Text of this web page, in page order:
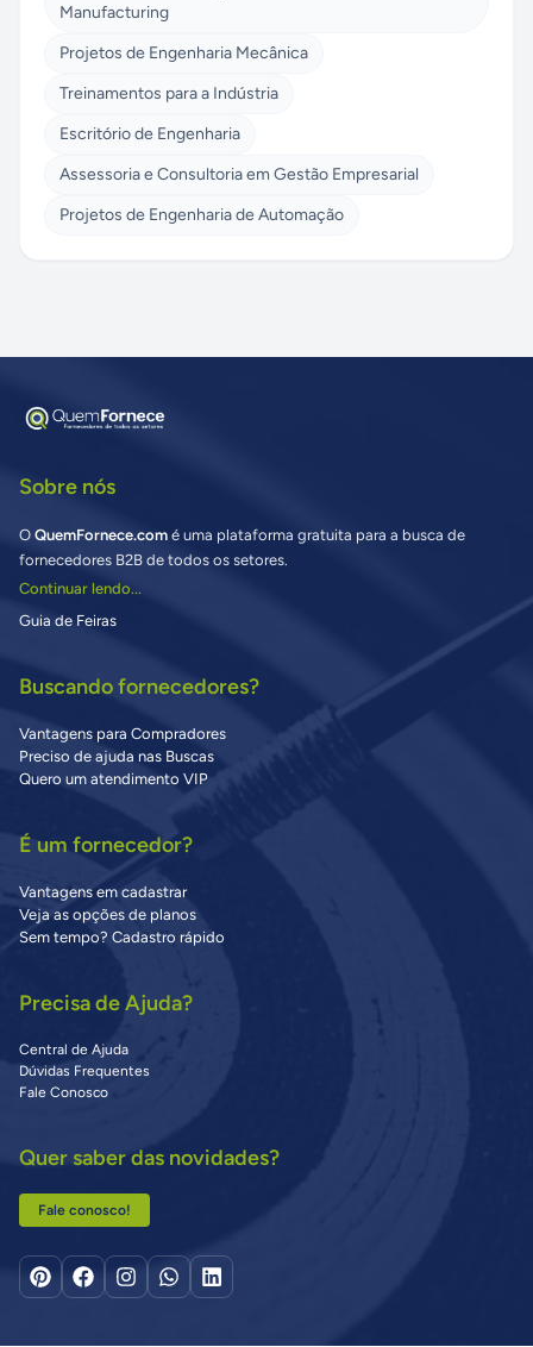
Manufacturing
Projetos de Engenharia Mecânica
Treinamentos para a Indústria
Escritório de Engenharia
Assessoria e Consultoria em Gestão Empresarial
Projetos de Engenharia de Automação
Sobre nós
O QuemFornece.com é uma plataforma gratuita para a busca de
fornecedores B2B de todos os setores.
Continuar lendo...
Guia de Feiras
Buscando fornecedores?
Vantagens para Compradores
Preciso de ajuda nas Buscas
Quero um atendimento VIP
É um fornecedor?
Vantagens em cadastrar
Veja as opções de planos
Sem tempo? Cadastro rápido
Precisa de Ajuda?
Central de Ajuda
Dúvidas Frequentes
Fale Conosco
Quer saber das novidades?
Fale conosco!